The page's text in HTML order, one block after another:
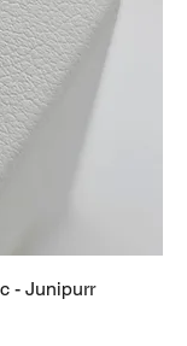
- Junipurr